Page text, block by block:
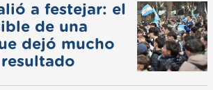
a festejar: el
de una
dejó mucho